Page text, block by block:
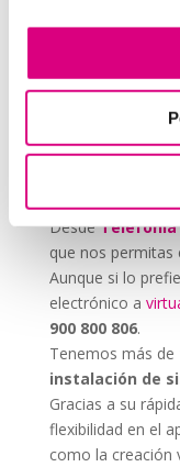
buena llamada
campaña online.
System
virtual
Desde
que nos permitas
Aunque si lo
electrónico a
900 800 806.
Tenemos más de
instalación de
Gracias a su
flexibilidad en el
como la creación